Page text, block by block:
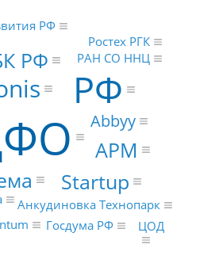
РФ
Startup
АРМ
РФ
Abbyy
РАН СО ННЦ
Анкудиновка Технопарк
Ростех РГК
Госдума РФ
РФ
ЦОД